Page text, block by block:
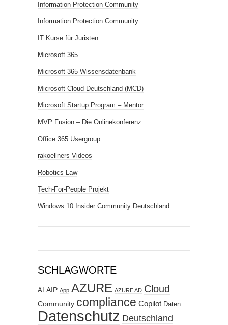
Information Protection Community
Information Protection Community
IT Kurse für Juristen
Microsoft 365
Microsoft 365 Wissensdatenbank
Microsoft Cloud Deutschland (MCD)
Microsoft Startup Program – Mentor
MVP Fusion – Die Onlinekonferenz
Office 365 Usergroup
rakoellners Videos
Robotics Law
Tech-For-People Projekt
Windows 10 Insider Community Deutschland
SCHLAGWORTE
AI AIP App AZURE AZURE AD Cloud
Community compliance Copilot Daten
Datenschutz Deutschland